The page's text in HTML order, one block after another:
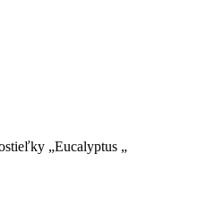
„Eucalyptus „